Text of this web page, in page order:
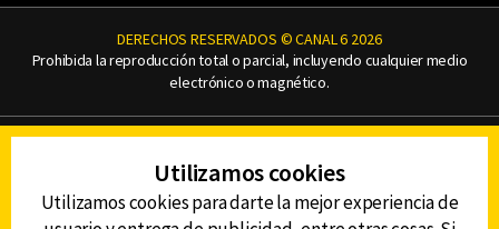
DERECHOS RESERVADOS © CANAL 6 2026
Prohibida la reproducción total o parcial, incluyendo cualquier medio
electrónico o magnético.
AVISO DE PRIVACIDAD
DEFENSORÍA DE LAS AUDIENCIAS
Utilizamos cookies
Utilizamos cookies para darte la mejor experiencia de